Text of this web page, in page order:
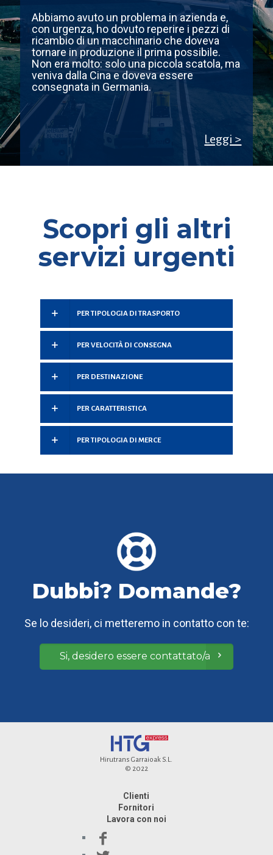
Abbiamo avuto un problema in azienda e,
con urgenza, ho dovuto reperire i pezzi di
ricambio di un macchinario che doveva
tornare in produzione il prima possibile.
Non era molto: solo una piccola scatola, ma
veniva dalla Cina e doveva essere
consegnata in Germania.
Leggi >
Scopri gli altri
servizi urgenti
PER TIPOLOGIA DI TRASPORTO
PER VELOCITÀ DI CONSEGNA
PER DESTINAZIONE
PER CARATTERISTICA
PER TIPOLOGIA DI MERCE
Dubbi? Domande?
Se lo desideri, ci metteremo in contatto con te:
Si, desidero essere contattato/a
Hirutrans Garraioak S.L.
© 2022
Clienti
Fornitori
Lavora con noi